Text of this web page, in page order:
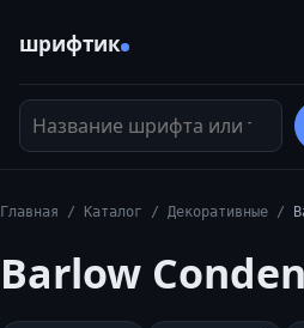
шрифтик
Название шрифта или тег
Главная / Каталог / Декоративные /
Barlow